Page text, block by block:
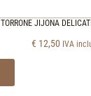
TORRONE JIJONA
€ 12,50 IVA